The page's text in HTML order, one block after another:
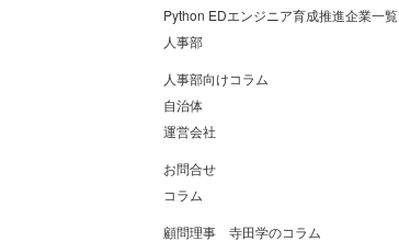
Python EDエンジニア育成推進企業一覧
人事部
人事部向けコラム
自治体
運営会社
お問合せ
コラム
顧問理事 寺田学のコラム